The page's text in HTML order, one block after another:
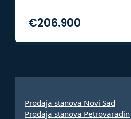
€206.900
Prodaja stanova Novi Sad
Prodaja stanova Petrovaradin